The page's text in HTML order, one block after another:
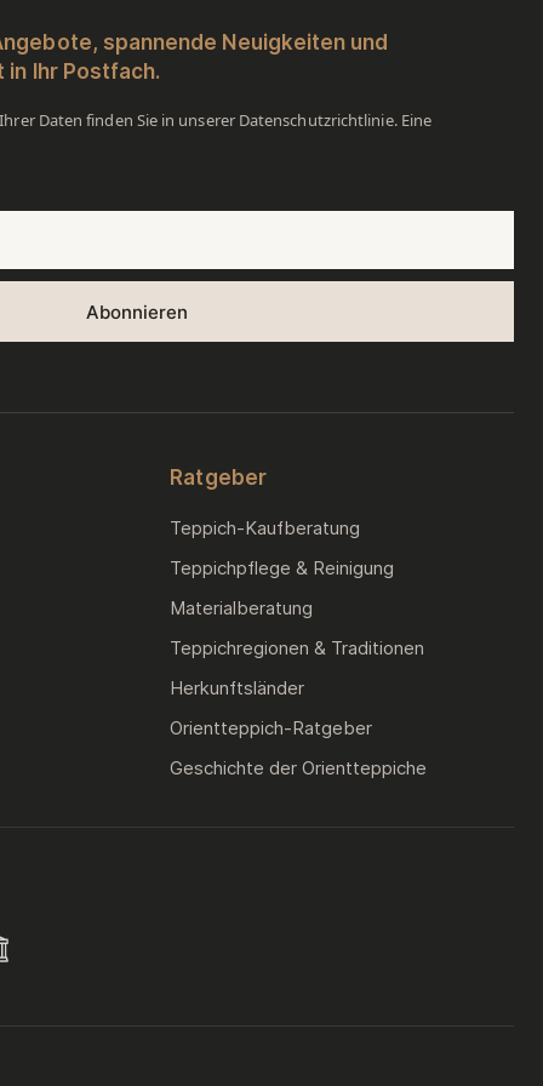
spannende Neuigkeiten und
Ihr Postfach.
Daten finden Sie in unserer Datenschutzrichtlinie. Eine
Ratgeber
Teppich-Kaufberatung
Teppichpflege & Reinigung
Materialberatung
Teppichregionen & Traditionen
Herkunftsländer
Orientteppich-Ratgeber
Geschichte der Orientteppiche